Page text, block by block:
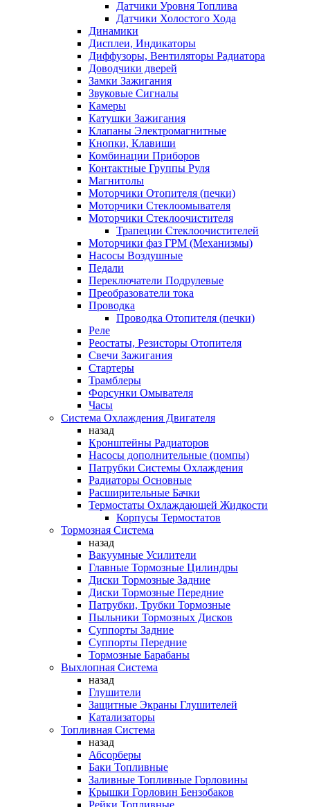
Датчики Уровня Топлива
Датчики Холостого Хода
Динамики
Дисплеи, Индикаторы
Диффузоры, Вентиляторы Радиатора
Доводчики дверей
Замки Зажигания
Звуковые Сигналы
Камеры
Катушки Зажигания
Клапаны Электромагнитные
Кнопки, Клавиши
Комбинации Приборов
Контактные Группы Руля
Магнитолы
Моторчики Отопителя (печки)
Моторчики Стеклоомывателя
Моторчики Стеклоочистителя
Трапеции Стеклоочистителей
Моторчики фаз ГРМ (Механизмы)
Насосы Воздушные
Педали
Переключатели Подрулевые
Преобразователи тока
Проводка
Проводка Отопителя (печки)
Реле
Реостаты, Резисторы Отопителя
Свечи Зажигания
Стартеры
Трамблеры
Форсунки Омывателя
Часы
Система Охлаждения Двигателя
назад
Кронштейны Радиаторов
Насосы дополнительные (помпы)
Патрубки Системы Охлаждения
Радиаторы Основные
Расширительные Бачки
Термостаты Охлаждающей Жидкости
Корпусы Термостатов
Тормозная Система
назад
Вакуумные Усилители
Главные Тормозные Цилиндры
Диски Тормозные Задние
Диски Тормозные Передние
Патрубки, Трубки Тормозные
Пыльники Тормозных Дисков
Суппорты Задние
Суппорты Передние
Тормозные Барабаны
Выхлопная Система
назад
Глушители
Защитные Экраны Глушителей
Катализаторы
Топливная Система
назад
Абсорберы
Баки Топливные
Заливные Топливные Горловины
Крышки Горловин Бензобаков
Рейки Топливные